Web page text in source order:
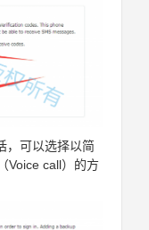
，可以选择以简
Voice call）的方